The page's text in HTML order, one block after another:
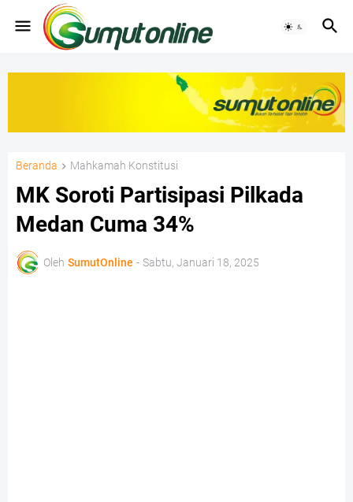
Beranda Mahkamah Konstitusi
MK Soroti Partisipasi Pilkada
Medan Cuma 34%
Oleh SumutOnline - Sabtu, Januari 18, 2025